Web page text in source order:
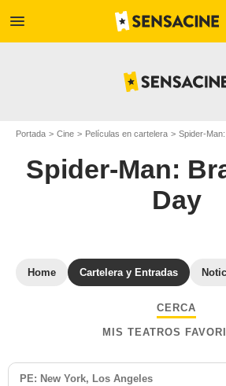
menu
Portada Cine Películas en cartelera Spider-
Spider-Man:
Day
Home Cartelera y Entradas
CERCA
MIS TEATROS